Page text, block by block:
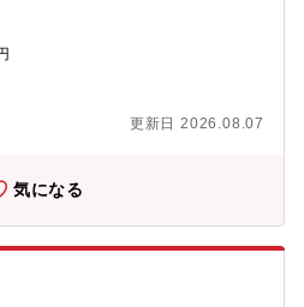
のご経験者- 学習塾の教室運営者
者としてのご経験者
け等可能です■キャリアパス・入社
し、メンバーを支援、監督する役
社内異動制度を活用し、他領域ポ
能です。■この求人の魅力・経営管理
性と、チーム運営や人材育成の経
を理解し、分析結果を実際の部門
用したデータ抽出、分析および業
向けた課題抽出と改善施策の企
される情報基盤の整備・改善
ベンダーマネジメント・開発ベンダ
連部署との各種調整業務（10%）業
ルの整備・改善■英語使用頻度案件
※グローバル基準の適用による開発
の打ち合わせ参加により担当業務
キャリアパス・基幹業務システム領
ョン開発・運用保守のPM・管理会
テム担当責任者■アピールポイン
更新日 2026.08.07
気になる